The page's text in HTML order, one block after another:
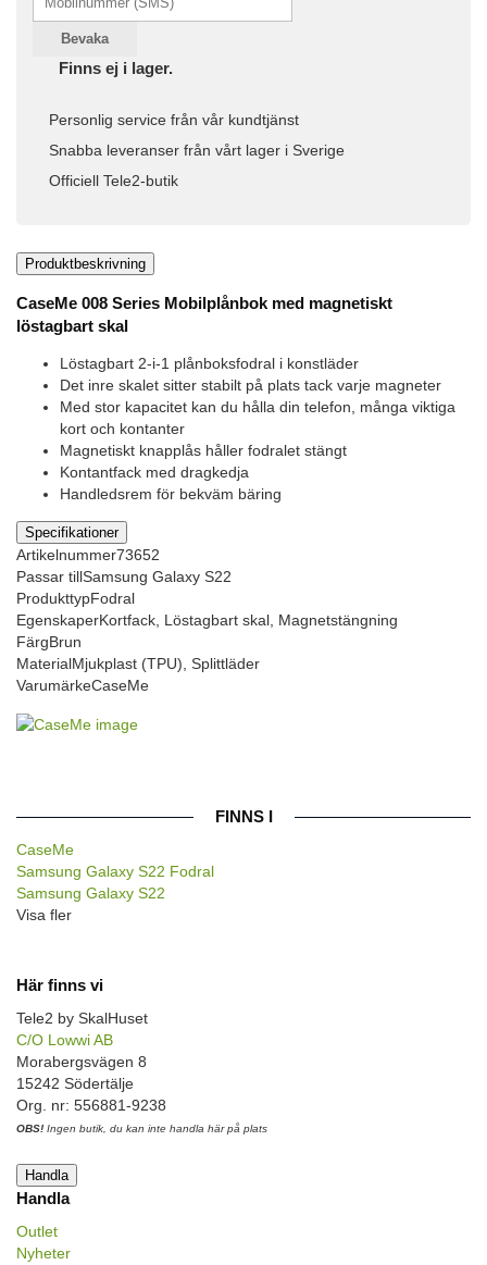
Bevaka
Finns ej i lager.
Personlig service från vår kundtjänst
Snabba leveranser från vårt lager i Sverige
Officiell Tele2-butik
Produktbeskrivning
CaseMe 008 Series Mobilplånbok med magnetiskt
löstagbart skal
Löstagbart 2-i-1 plånboksfodral i konstläder
Det inre skalet sitter stabilt på plats tack varje magneter
Med stor kapacitet kan du hålla din telefon, många viktiga
kort och kontanter
Magnetiskt knapplås håller fodralet stängt
Kontantfack med dragkedja
Handledsrem för bekväm bäring
Specifikationer
Artikelnummer73652
Passar tillSamsung Galaxy S22
ProdukttypFodral
EgenskaperKortfack, Löstagbart skal, Magnetstängning
FärgBrun
MaterialMjukplast (TPU), Splittläder
VarumärkeCaseMe
FINNS I
CaseMe
Samsung Galaxy S22 Fodral
Samsung Galaxy S22
Visa fler
Här finns vi
Tele2 by SkalHuset
C/O Lowwi AB
Morabergsvägen 8
15242 Södertälje
Org. nr: 556881-9238
OBS! Ingen butik, du kan inte handla här på plats
Handla
Handla
Outlet
Nyheter